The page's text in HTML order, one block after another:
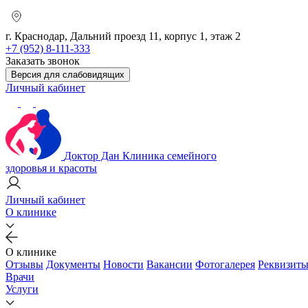
г. Краснодар, Дальний проезд 11, корпус 1, этаж 2
+7 (952) 8-111-333
Заказать звонок
Версия для слабовидящих
Личный кабинет
Доктор Дан Клиника семейного
здоровья и красоты
Личный кабинет
О клинике
О клинике
Отзывы Документы Новости Вакансии Фотогалерея Реквизиты
Врачи
Услуги